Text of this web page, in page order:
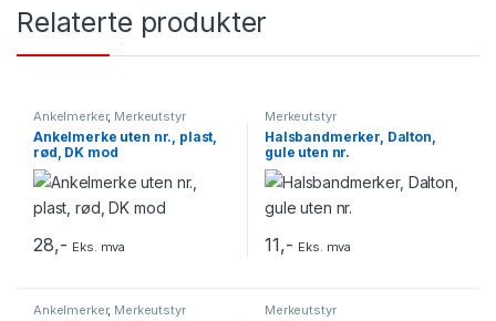
Relaterte produkter
Ankelmerker, Merkeutstyr
Ankelmerke uten nr., plast,
rød, DK mod
28,- Eks. mva
Merkeutstyr
Halsbandmerker, Dalton,
gule uten nr.
11,- Eks. mva
Ankelmerker, Merkeutstyr Merkeutstyr